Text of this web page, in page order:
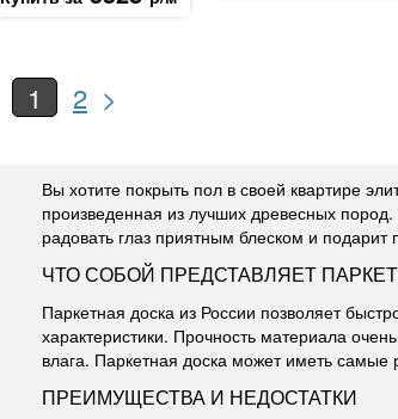
1 2 >
Вы хотите покрыть пол в своей квартире
произведенная из лучших древесных
радовать глаз приятным блеском и
ЧТО СОБОЙ ПРЕДСТАВЛЯЕТ
Паркетная доска из России позволяет
характеристики. Прочность материала
влага. Паркетная доска может иметь самые
ПРЕИМУЩЕСТВА И НЕДОСТАТКИ